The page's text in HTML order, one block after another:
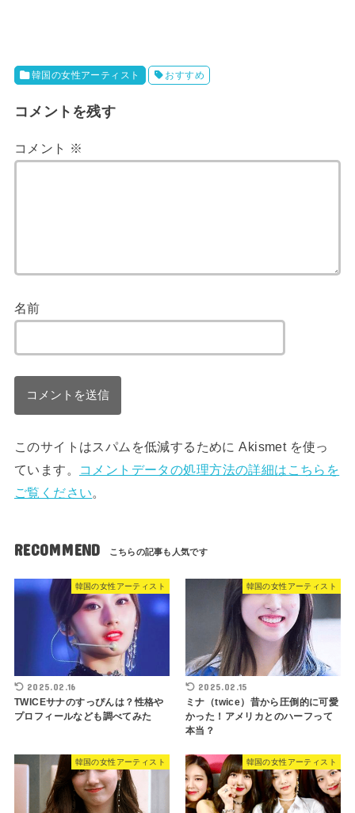
韓国の女性アーティスト おすすめ
コメントを残す
コメント ※
名前
このサイトはスパムを低減するために Akismet を使っ
ています。
コメントデータの処理方法の詳細はこちらを
ご覧ください。
RECOMMEND
韓国の女性アーティスト
2025.02.16
TWICEサナのすっぴんは？性格や
プロフィールなども調べてみた
韓国の女性アーティスト
2025.02.15
ミナ（twice）昔から圧倒的に可愛
かった！アメリカとのハーフって
本当？
韓国の女性アーティスト 韓国の女性アーティスト